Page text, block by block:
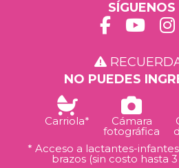
SÍGUENOS
NO PUEDES
Carriola* Cámara
fotográfica
* Acceso a lactantes-
brazos (sin costo hasta 3